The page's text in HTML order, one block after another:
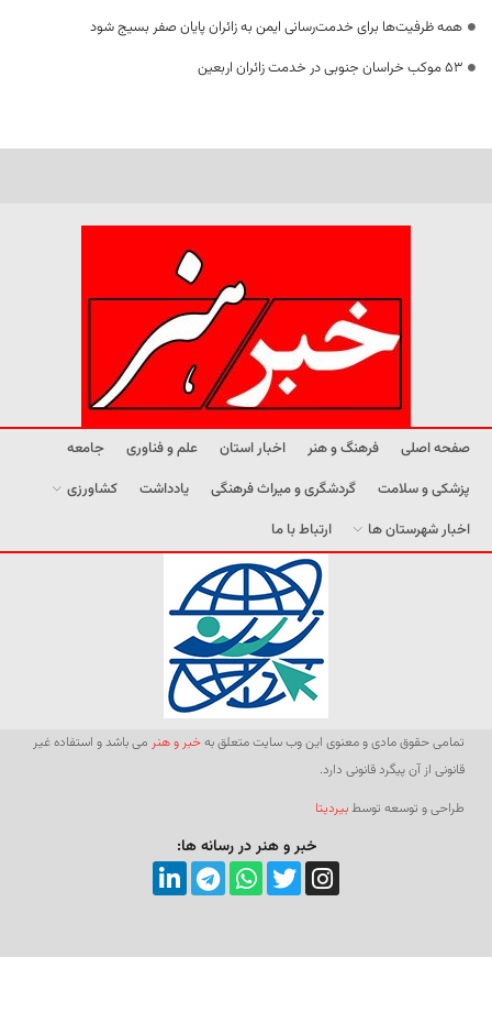
همه ظرفیت‌ها برای خدمت‌رسانی ایمن به زائران پایان صفر بسیج شود
53 موکب خراسان جنوبی در خدمت زائران اربعین
صفحه اصلی فرهنگ و هنر اخبار استان علم و فناوری
جامعه
پزشکی و سلامت
گردشگری و میراث فرهنگی یادداشت
کشاورزی
اخبار شهرستان ها
ارتباط با ما
تمامی حقوق مادی و معنوی این وب سایت متعلق بهخبر و هنر می باشد و استفاده غیر
قانونی از آن پیگرد قانونی دارد.
طراحی و توسعه توسطبیردیتا
خبر و هنر در رسانه ها: